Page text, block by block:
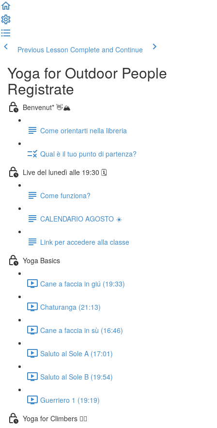
Previous Lesson Complete and Continue
Yoga for Outdoor People
Registrate
Benvenut* 👋🏔️
Come orientarti nella libreria
Qual è il tuo punto di partenza?
Live del lunedì alle 19:30 🗓️
Come funziona?
CALENDARIO AGOSTO ☀️
Link per accedere alla classe
Yoga Basics
Cane a faccia in giú (19:33)
Chaturanga (21:13)
Cane a faccia in sù (16:46)
Saluto al Sole A (17:01)
Saluto al Sole B (19:54)
Guerriero 1 (19:19)
Yoga for Climbers 🧗‍♀️